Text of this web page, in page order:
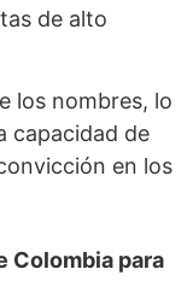
de alto
los nombres, lo
capacidad de
en los
Colombia para